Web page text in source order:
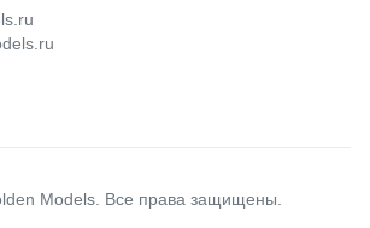
Models. Все права защищены.